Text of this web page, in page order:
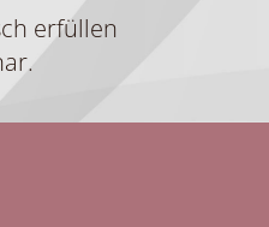
erfüllen